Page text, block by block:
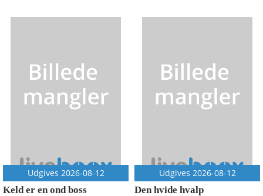
Udgives 2026-08-12
Keld er en ond boss
Udgives 2026-08-12
Den hvide hvalp